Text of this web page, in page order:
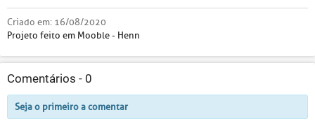
Criado em: 16/08/2020
Projeto feito em Mooble - Henn
Comentários - 0
Seja o primeiro a comentar